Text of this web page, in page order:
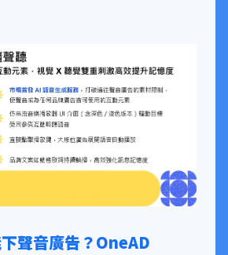
聲音廣告？OneAD